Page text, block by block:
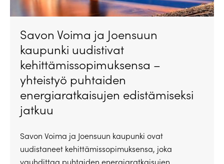
Savon Voima ja Joensuun
kaupunki uudistivat
kehittämissopimuksensa –
yhteistyö puhtaiden
energiaratkaisujen edistämiseksi
jatkuu
Savon Voima ja Joensuun kaupunki ovat
uudistaneet kehittämissopimuksensa, joka